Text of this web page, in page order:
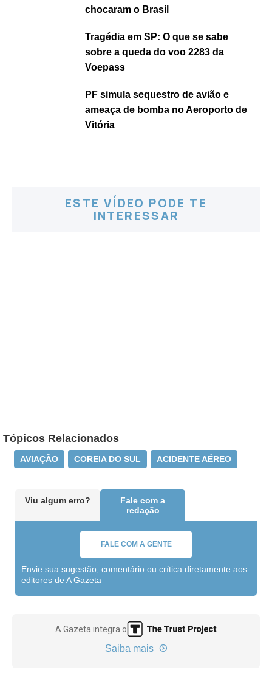
chocaram o Brasil
Tragédia em SP: O que se sabe
sobre a queda do voo 2283 da
Voepass
PF simula sequestro de avião e
ameaça de bomba no Aeroporto de
Vitória
ESTE VÍDEO PODE TE
INTERESSAR
Tópicos Relacionados
AVIAÇÃO COREIA DO SUL ACIDENTE AÉREO
Viu algum erro?
Fale com a
redação
FALE COM A GENTE
Envie sua sugestão, comentário ou crítica diretamente aos
editores de A Gazeta
A Gazeta integra o
Saiba mais